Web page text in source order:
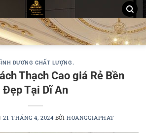
THẠCH CAO
MẪU TRẦN THẠCH CAO
TẤM ỐP PVC NANO, LAM SÓNG
DƯƠNG CHẤT LƯỢNG.
Thạch Cao giá Rẻ Bền
Đẹp Tại Dĩ An
21 THÁNG 4, 2024 BỞIHOANGGIAPHAT